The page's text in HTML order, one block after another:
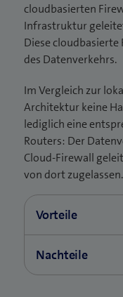
Eine lokale
werden,
isolieren.
besser
andere Teile
Der Unterhalt
obliegt der
Dieser
erfordert die
cloudbasierten
Infrastruktur
Diese
des Datenverkehrs.
Im Vergleich zur
Architektur keine
lediglich eine
Routers: Der
Cloud-Firewall
von dort zugelassen.
Vorteile
Eine
Nachteile